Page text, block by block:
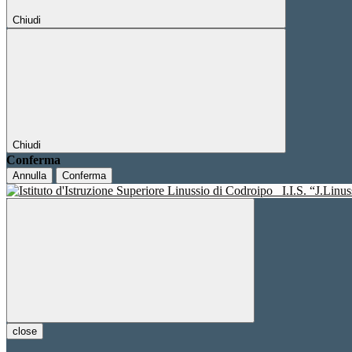
Chiudi
Chiudi
Conferma
Annulla Conferma
I.I.S.
close